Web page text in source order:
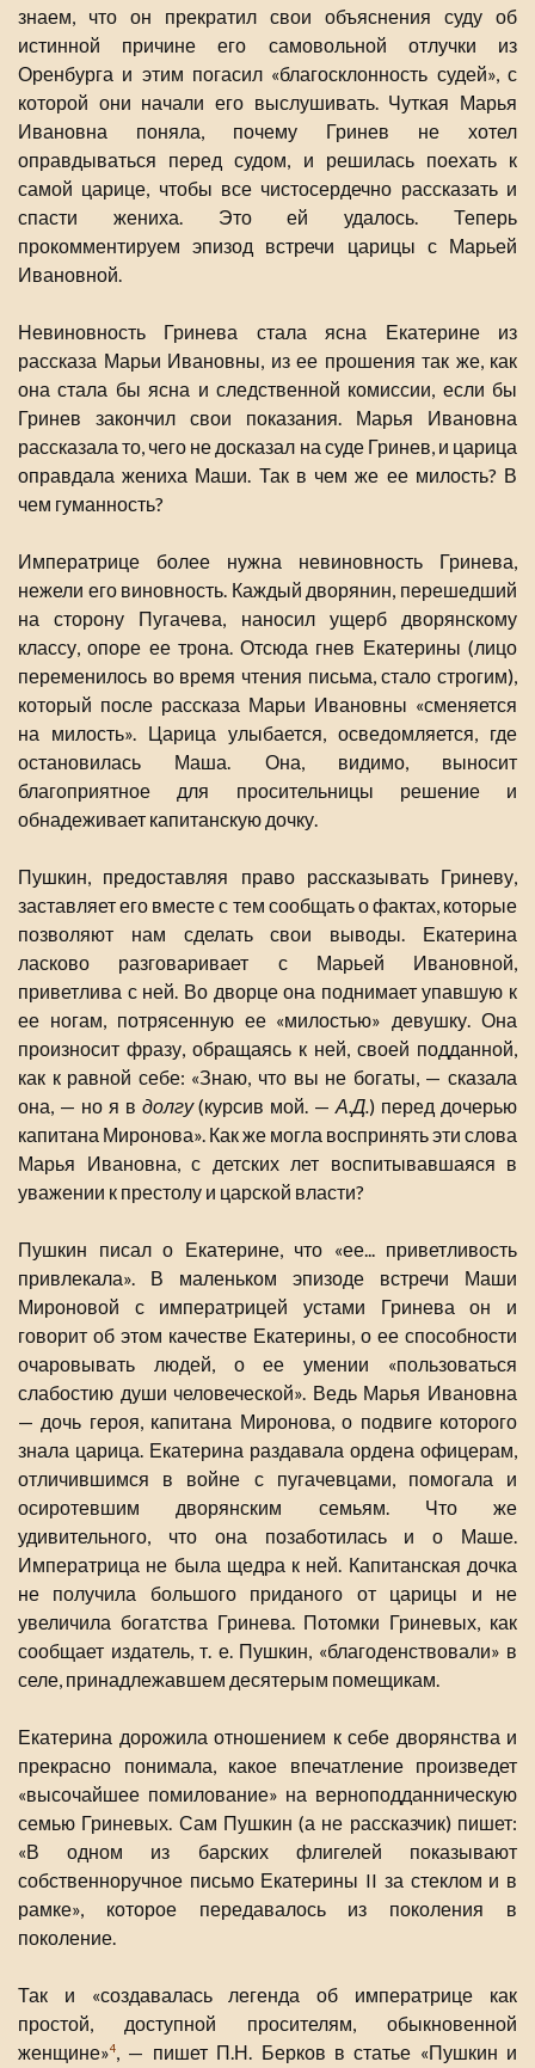
знаем, что он прекратил свои объяснения суду об
истинной причине его самовольной отлучки из
Оренбурга и этим погасил «благосклонность судей», с
которой они начали его выслушивать. Чуткая Марья
Ивановна поняла, почему Гринев не хотел
оправдываться перед судом, и решилась поехать к
самой царице, чтобы все чистосердечно рассказать и
спасти жениха. Это ей удалось. Теперь
прокомментируем эпизод встречи царицы с Марьей
Ивановной.
Невиновность Гринева стала ясна Екатерине из
рассказа Марьи Ивановны, из ее прошения так же, как
она стала бы ясна и следственной комиссии, если бы
Гринев закончил свои показания. Марья Ивановна
рассказала то, чего не досказал на суде Гринев, и царица
оправдала жениха Маши. Так в чем же ее милость? В
чем гуманность?
Императрице более нужна невиновность Гринева,
нежели его виновность. Каждый дворянин, перешедший
на сторону Пугачева, наносил ущерб дворянскому
классу, опоре ее трона. Отсюда гнев Екатерины (лицо
переменилось во время чтения письма, стало строгим),
который после рассказа Марьи Ивановны «сменяется
на милость». Царица улыбается, осведомляется, где
остановилась Маша. Она, видимо, выносит
благоприятное для просительницы решение и
обнадеживает капитанскую дочку.
Пушкин, предоставляя право рассказывать Гриневу,
заставляет его вместе с тем сообщать о фактах, которые
позволяют нам сделать свои выводы. Екатерина
ласково разговаривает с Марьей Ивановной,
приветлива с ней. Во дворце она поднимает упавшую к
ее ногам, потрясенную ее «милостью» девушку. Она
произносит фразу, обращаясь к ней, своей подданной,
как к равной себе: «Знаю, что вы не богаты, — сказала
она, — но я в долгу(курсив мой. —А.Д.) перед дочерью
капитана Миронова». Как же могла воспринять эти слова
Марья Ивановна, с детских лет воспитывавшаяся в
уважении к престолу и царской власти?
Пушкин писал о Екатерине, что «ее... приветливость
привлекала». В маленьком эпизоде встречи Маши
Мироновой с императрицей устами Гринева он и
говорит об этом качестве Екатерины, о ее способности
очаровывать людей, о ее умении «пользоваться
слабостию души человеческой». Ведь Марья Ивановна
— дочь героя, капитана Миронова, о подвиге которого
знала царица. Екатерина раздавала ордена офицерам,
отличившимся в войне с пугачевцами, помогала и
осиротевшим дворянским семьям. Что же
удивительного, что она позаботилась и о Маше.
Императрица не была щедра к ней. Капитанская дочка
не получила большого приданого от царицы и не
увеличила богатства Гринева. Потомки Гриневых, как
сообщает издатель, т. е. Пушкин, «благоденствовали» в
селе, принадлежавшем десятерым помещикам.
Екатерина дорожила отношением к себе дворянства и
прекрасно понимала, какое впечатление произведет
«высочайшее помилование» на верноподданническую
семью Гриневых. Сам Пушкин (а не рассказчик) пишет:
«В одном из барских флигелей показывают
собственноручное письмо Екатерины II за стеклом и в
рамке», которое передавалось из поколения в
поколение.
Так и «создавалась легенда об императрице как
простой, доступной просителям, обыкновенной
женщине»4, — пишет П.Н. Берков в статье «Пушкин и